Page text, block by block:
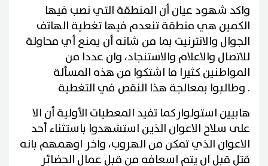
واكد شهود عيان أن المنطقة التي نصب فيها
الكمين هي منطقة تنعدم فيها تغطية الهاتف
الجوال والانترنيت بما من شانه أن يمنع أي محاولة
للاتصال والاعلام والاستنجاد، وان عددا من
المواطنين كثيرا ما اشتكوا من هذه المسألة
وطالبوا بمعالجة هذا النقص في التغطية .
كما تفيد المعطيات الأولية أن الارهابيين استولوا
على سلاح الاعوان الذين استشهدوا باستثناء أحد
الاعوان الذي تمكن من الهروب، واخر اوهمهم بانه
قتل قبل ان يتم اسعافه من قبل عمال الحضائر